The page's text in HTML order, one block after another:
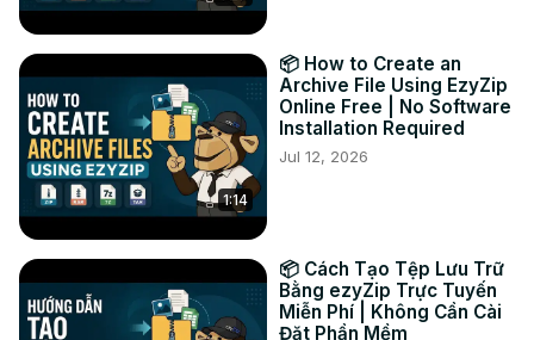
https://www.facebook.com/ezyzip/
1:14
📦 How to Create an
Archive File Using EzyZip
Online Free | No Software
Installation Required
Jul 12, 2026
📦 Cách Tạo Tệp Lưu Trữ
Bằng ezyZip Trực Tuyến
Miễn Phí | Không Cần Cài
Đặt Phần Mềm